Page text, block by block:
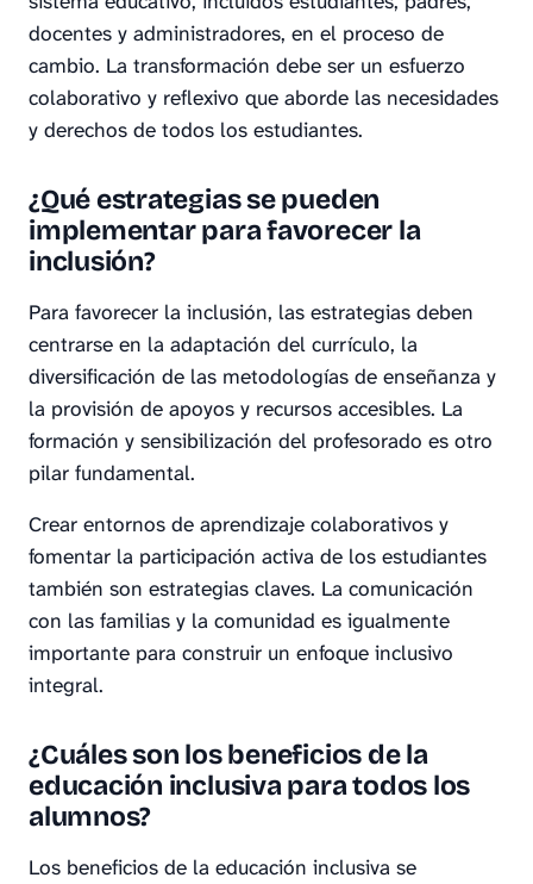
docentes y administradores, en el proceso de
cambio. La transformación debe ser un esfuerzo
colaborativo y reflexivo que aborde las necesidades
y derechos de todos los estudiantes.
¿Qué estrategias se pueden
implementar para favorecer la
inclusión?
Para favorecer la inclusión, las estrategias deben
centrarse en la adaptación del currículo, la
diversificación de las metodologías de enseñanza y
la provisión de apoyos y recursos accesibles. La
formación y sensibilización del profesorado es otro
pilar fundamental.
Crear entornos de aprendizaje colaborativos y
fomentar la participación activa de los estudiantes
también son estrategias claves. La comunicación
con las familias y la comunidad es igualmente
importante para construir un enfoque inclusivo
integral.
¿Cuáles son los beneficios de la
educación inclusiva para todos los
alumnos?
Los beneficios de la educación inclusiva se